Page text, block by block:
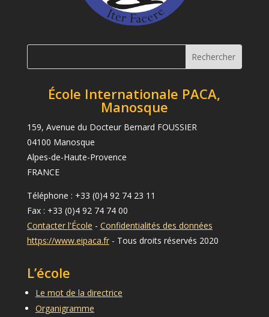
École Internationale PACA,
Manosque
159, Avenue du Docteur Bernard FOUSSIER
04100 Manosque
Alpes-de-Haute-Provence
FRANCE
Téléphone : +33 (0)4 92 74 23 11
Fax : +33 (0)4 92 74 74 00
Contacter l'École - Confidentialités des données
https://www.eipaca.fr- Tous droits réservés 2020
L’école
Le mot de la directrice
Organigramme